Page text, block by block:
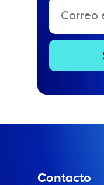
Contacto